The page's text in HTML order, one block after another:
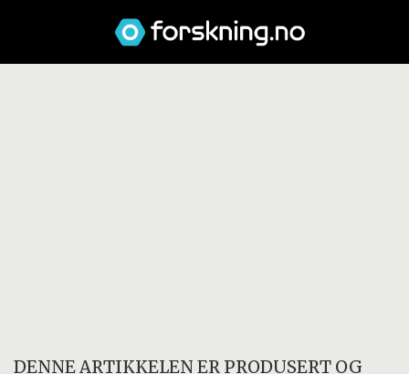
DENNE ARTIKKELEN ER PRODUSERT OG